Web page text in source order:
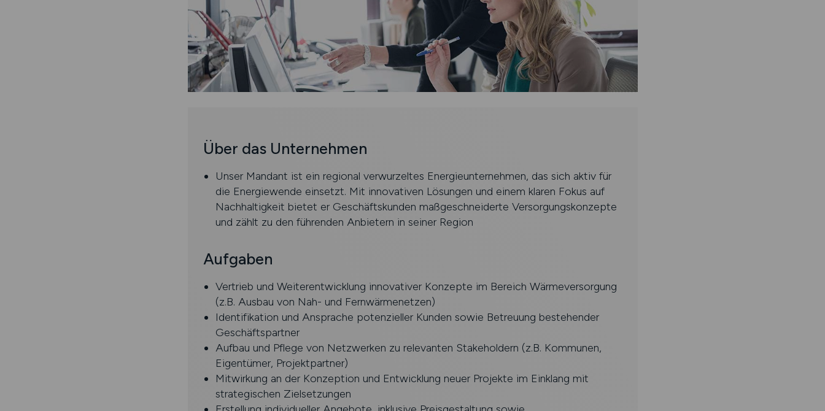
Über das Unternehmen
Unser Mandant ist ein regional verwurzeltes Energieunternehmen, das sich aktiv für
die Energiewende einsetzt. Mit innovativen Lösungen und einem klaren Fokus auf
Nachhaltigkeit bietet er Geschäftskunden maßgeschneiderte Versorgungskonzepte
und zählt zu den führenden Anbietern in seiner Region
Aufgaben
Vertrieb und Weiterentwicklung innovativer Konzepte im Bereich Wärmeversorgung
(z.B. Ausbau von Nah- und Fernwärmenetzen)
Identifikation und Ansprache potenzieller Kunden sowie Betreuung bestehender
Geschäftspartner
Aufbau und Pflege von Netzwerken zu relevanten Stakeholdern (z.B. Kommunen,
Eigentümer, Projektpartner)
Mitwirkung an der Konzeption und Entwicklung neuer Projekte im Einklang mit
strategischen Zielsetzungen